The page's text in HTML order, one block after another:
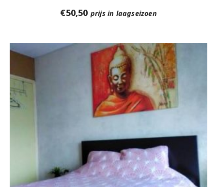
€50,50 prijs in laagseizoen